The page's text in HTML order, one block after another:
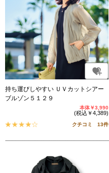
持ち運びしやすい ＵＶカットシアー
ブルゾン５１２９
本体￥3,990
(税込￥4,389)
クチコミ 13件